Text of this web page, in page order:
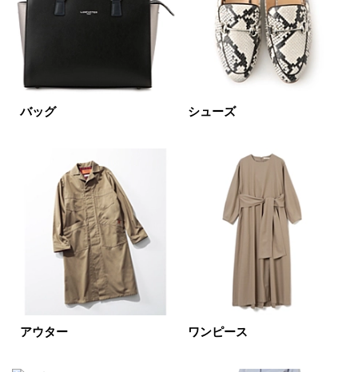
表示オプション
新着
予約品
再入荷 ラスト1
在庫あり
ホワイト グレー
オレンジ
バッグ シューズ
アウター ワンピース